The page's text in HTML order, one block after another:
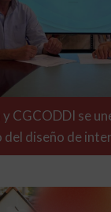
CGCODDI se
diseño de